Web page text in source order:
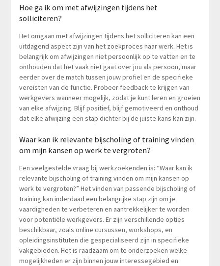
Hoe ga ik om met afwijzingen tijdens het
solliciteren?
Het omgaan met afwijzingen tijdens het solliciteren kan een
uitdagend aspect zijn van het zoekproces naar werk. Het is
belangrijk om afwijzingen niet persoonlijk op te vatten en te
onthouden dat het vaak niet gaat over jou als persoon, maar
eerder over de match tussen jouw profiel en de specifieke
vereisten van de functie. Probeer feedback te krijgen van
werkgevers wanneer mogelijk, zodat je kunt leren en groeien
van elke afwijzing. Blijf positief, blijf gemotiveerd en onthoud
dat elke afwijzing een stap dichter bij de juiste kans kan zijn.
Waar kan ik relevante bijscholing of training vinden
om mijn kansen op werk te vergroten?
Een veelgestelde vraag bij werkzoekenden is: “Waar kan ik
relevante bijscholing of training vinden om mijn kansen op
werk te vergroten?” Het vinden van passende bijscholing of
training kan inderdaad een belangrijke stap zijn om je
vaardigheden te verbeteren en aantrekkelijker te worden
voor potentiële werkgevers. Er zijn verschillende opties
beschikbaar, zoals online cursussen, workshops, en
opleidingsinstituten die gespecialiseerd zijn in specifieke
vakgebieden. Het is raadzaam om te onderzoeken welke
mogelijkheden er zijn binnen jouw interessegebied en